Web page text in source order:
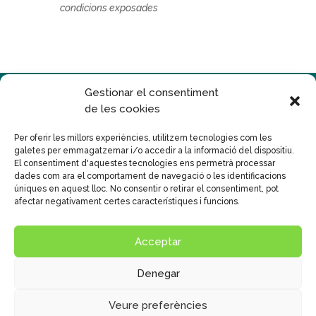
Gestionar el consentiment
de les cookies
Per oferir les millors experiències, utilitzem tecnologies com les
galetes per emmagatzemar i/o accedir a la informació del dispositiu.
El consentiment d'aquestes tecnologies ens permetrà processar
dades com ara el comportament de navegació o les identificacions
úniques en aquest lloc. No consentir o retirar el consentiment, pot
afectar negativament certes característiques i funcions.
Acceptar
Denegar
Veure preferències
condicions exposades
DissenyPublicidad Tecna, S.L.
© Col•legi Mare de Déu del Carme
Text legal|Políticas de Privacitat|Cookies
Política general SIIF
Canal de Protecció al menor